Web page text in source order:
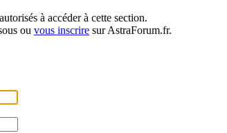
à accéder à cette section.
ou vous inscrire sur AstraForum.fr.